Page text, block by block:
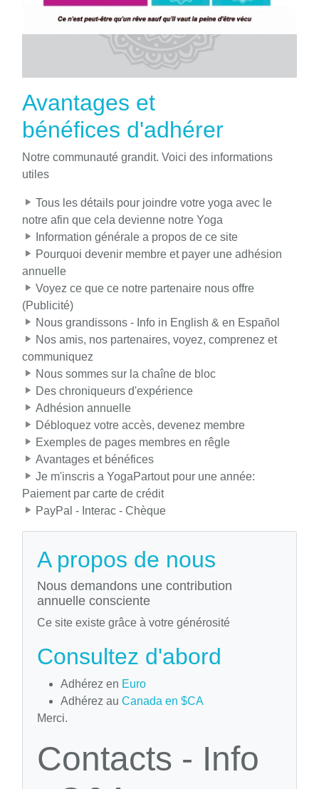
Avantages et
bénéfices d'adhérer
Notre communauté grandit. Voici des informations
utiles
Tous les détails pour joindre votre yoga avec le
notre afin que cela devienne notre Yoga
Information générale a propos de ce site
Pourquoi devenir membre et payer une adhésion
annuelle
Voyez ce que ce notre partenaire nous offre
(Publicité)
Nous grandissons - Info in English & en Español
Nos amis, nos partenaires, voyez, comprenez et
communiquez
Nous sommes sur la chaîne de bloc
Des chroniqueurs d'expérience
Adhésion annuelle
Débloquez votre accès, devenez membre
Exemples de pages membres en rêgle
Avantages et bénéfices
Je m'inscris a YogaPartout pour une année:
Paiement par carte de crédit
PayPal - Interac - Chèque
A propos de nous
Nous demandons une contribution
annuelle consciente
Ce site existe grâce à votre générosité
Consultez d'abord
Adhérez en Euro
Adhérez au Canada en $CA
Merci.
Contacts - Info